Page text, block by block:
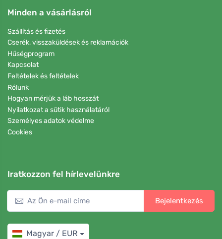
Minden a vásárlásról
Szállítás és fizetés
Cserék, visszaküldések és reklamációk
Hűségprogram
Kapcsolat
Feltételek és feltételek
Rólunk
Hogyan mérjük a láb hosszát
Nyilatkozat a sütik használatáról
Személyes adatok védelme
Cookies
Iratkozzon fel hírlevelünkre
Bejelentkezés
Magyar / EUR